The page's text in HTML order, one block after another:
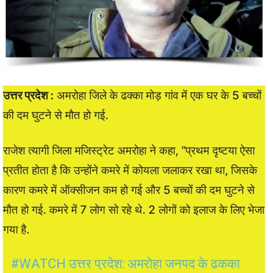
उत्तर प्रदेश : अमरोहा जिले के ढक्का मोड़ गांव में एक घर के 5 बच्चों
की दम घुटने से मौत हो गई.
राजेश त्यागी जिला मजिस्ट्रेट अमरोहा ने कहा, “प्रथम दृष्टया ऐसा
प्रतीत होता है कि उन्होंने कमरे में कोयला जलाकर रखा था, जिसके
कारण कमरे में ऑक्सीजन कम हो गई और 5 बच्चों की दम घुटने से
मौत हो गई. कमरे में 7 लोग सो रहे थे. 2 लोगों को इलाज के लिए भेजा
गया है.
#WATCH उत्तर प्रदेश: अमरोहा जनपद के ढकका